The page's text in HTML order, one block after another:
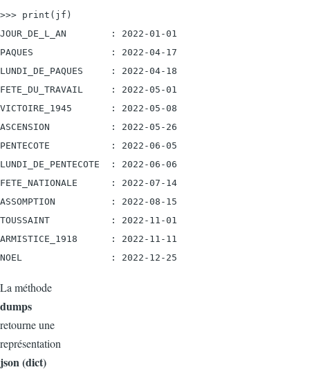
>>> print(jf)
JOUR_DE_L_AN        : 2022-01-01
PAQUES              : 2022-04-17
LUNDI_DE_PAQUES     : 2022-04-18
FETE_DU_TRAVAIL     : 2022-05-01
VICTOIRE_1945       : 2022-05-08
ASCENSION           : 2022-05-26
PENTECOTE           : 2022-06-05
LUNDI_DE_PENTECOTE  : 2022-06-06
FETE_NATIONALE      : 2022-07-14
ASSOMPTION          : 2022-08-15
TOUSSAINT           : 2022-11-01
ARMISTICE_1918      : 2022-11-11
La méthode
dumps
retourne une
représentation
json (dict)